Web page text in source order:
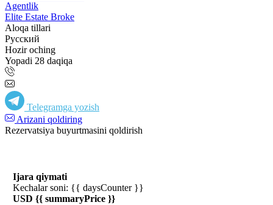
Agentlik
Elite Estate Broke
Aloqa tillari
Русский
Hozir oching
Yopadi 28 daqiqa
Telegramga yozish
Arizani qoldiring
Rezervatsiya buyurtmasini qoldirish
Ijara qiymati
Kechalar soni: {{ daysCounter }}
USD {{ summaryPrice }}